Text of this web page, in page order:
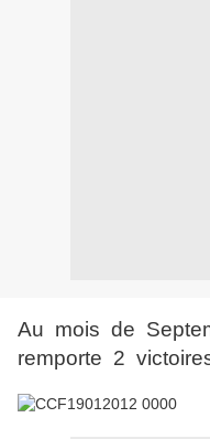
Au mois de
remporte 2